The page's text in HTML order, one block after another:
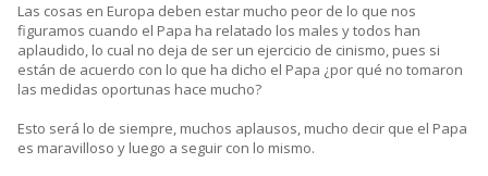
Las cosas en Europa deben estar mucho peor de lo que nos
figuramos cuando el Papa ha relatado los males y todos han
aplaudido, lo cual no deja de ser un ejercicio de cinismo, pues si
están de acuerdo con lo que ha dicho el Papa ¿por qué no tomaron
las medidas oportunas hace mucho?
Esto será lo de siempre, muchos aplausos, mucho decir que el Papa
es maravilloso y luego a seguir con lo mismo.